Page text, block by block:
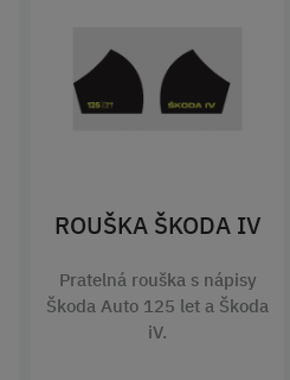
ROUŠKA ŠKODA IV
Pratelná rouška s nápisy
Škoda Auto 125 let a Škoda
iV.